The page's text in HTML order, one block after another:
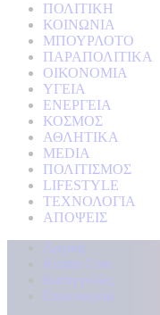
ΠΟΛΙΤΙΚΗ
ΚΟΙΝΩΝΙΑ
ΜΠΟΥΡΛΟΤΟ
ΠΑΡΑΠΟΛΙΤΙΚΑ
ΟΙΚΟΝΟΜΙΑ
ΥΓΕΙΑ
ΕΝΕΡΓΕΙΑ
ΚΟΣΜΟΣ
ΑΘΛΗΤΙΚΑ
MEDIA
ΠΟΛΙΤΙΣΜΟΣ
LIFESTYLE
ΤΕΧΝΟΛΟΓΙΑ
ΑΠΟΨΕΙΣ
Αρχική
Kontra Live
Καταγγελίες
Επικοινωνία